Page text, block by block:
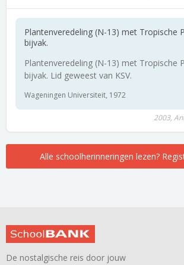
Plantenveredeling (N-13) met Tropische
bijvak.
Plantenveredeling (N-13) met Tropische
bijvak. Lid geweest van KSV.
Wageningen Universiteit, 1972
2003,
Alle schoolherinneringen lezen?
De nostalgische reis door jouw